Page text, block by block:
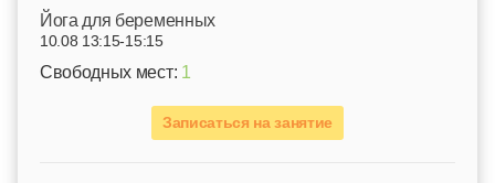
Йога для беременных
10.08 13:15-15:15
Свободных мест: 1
Записаться на занятие